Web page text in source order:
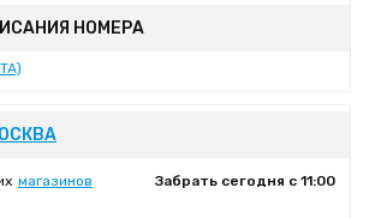
НОМЕРА
магазинов
Забрать сегодня с 11:00